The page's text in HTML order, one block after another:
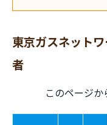
東京ガスネット
者
このページ